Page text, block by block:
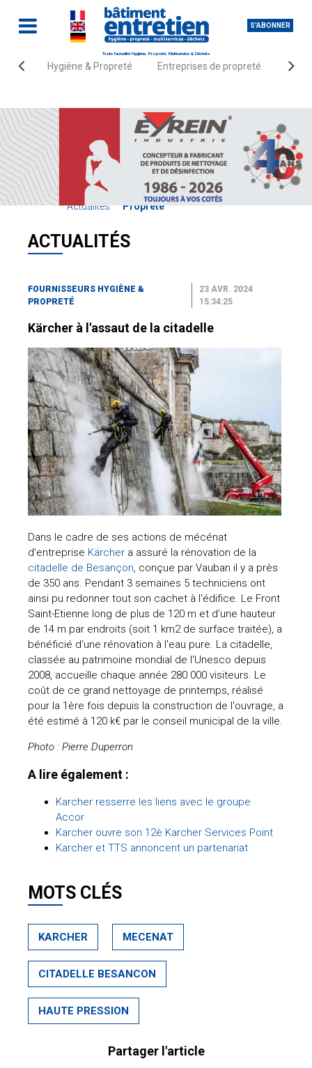
S'ABONNER
Toute l'actualité Hygiène, Propreté, Multiservice & Déchets
Hygiène & Propreté Entreprises de propreté
Accueil
Actualités
Fournisseurs Hygiène &
Propreté
ACTUALITÉS
FOURNISSEURS HYGIÈNE &
PROPRETÉ
23 AVR. 2024
15:34:25
Kärcher à l'assaut de la citadelle
Dans le cadre de ses actions de mécénat
d'entreprise Kärcher a assuré la rénovation de la
citadelle de Besançon , conçue par Vauban il y a près
de 350 ans. Pendant 3 semaines 5 techniciens ont
ainsi pu redonner tout son cachet à l'édifice. Le Front
Saint-Etienne long de plus de 120 m et d'une hauteur
de 14 m par endroits (soit 1 km2 de surface traitée), a
bénéficié d'une rénovation à l'eau pure. La citadelle,
classée au patrimoine mondial de l'Unesco depuis
2008, accueille chaque année 280 000 visiteurs. Le
coût de ce grand nettoyage de printemps, réalisé
pour la 1ère fois depuis la construction de l'ouvrage, a
été estimé à 120 k€ par le conseil municipal de la ville.
Photo : Pierre Duperron
A lire également :
Karcher resserre les liens avec le groupe
Accor
Karcher ouvre son 12è Karcher Services Point
Karcher et TTS annoncent un partenariat
MOTS CLÉS
KARCHER MECENAT
CITADELLE BESANCON
HAUTE PRESSION
Partager l'article